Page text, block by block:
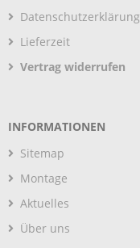
Datenschutzerklärung
Lieferzeit
Vertrag widerrufen
INFORMATIONEN
Sitemap
Montage
Aktuelles
Über uns